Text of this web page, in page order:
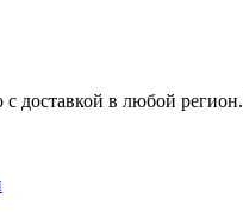
доставкой в любой